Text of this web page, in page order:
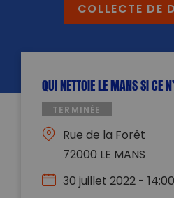
COLLECTE DE
QUI NETTOIE LE MANS SI CE
TERMINÉE
Rue de la Forêt
72000 LE MANS
30 juillet 2022 -